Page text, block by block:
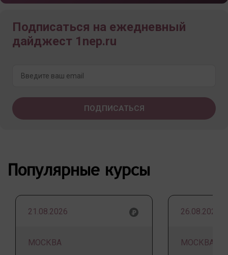
Подписаться на ежедневный
дайджест 1nep.ru
Популярные курсы
21.08.2026
МОСКВА
26.08.2026
МОСКВА